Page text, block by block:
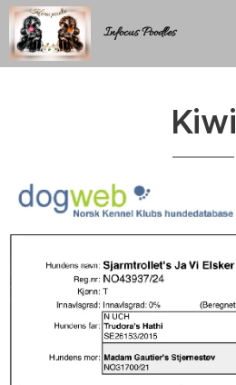
Infocus Poodles
Kiwi